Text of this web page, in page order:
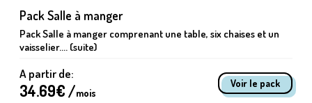
Pack Salle à manger
Pack Salle à manger comprenant une table, six chaises et un
vaisselier.... (suite)
A partir de:
34.69€ /mois
Voir le pack